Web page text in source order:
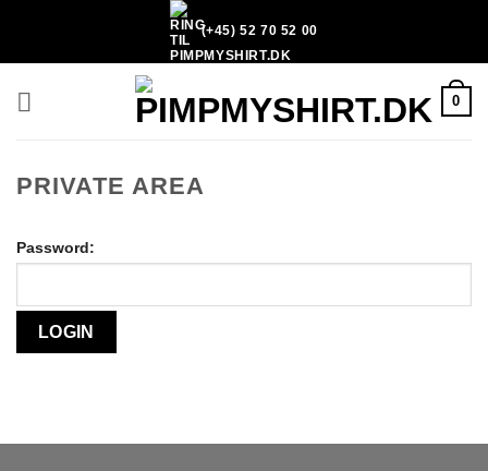
indhold
(+45) 52 70 52 00
0
PRIVATE AREA
Password: